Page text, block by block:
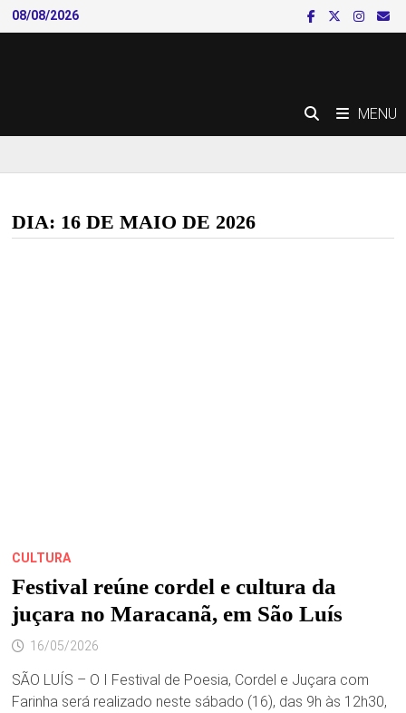
Skip
to
08/08/2026
MENU
DIA: 16 DE MAIO DE 2026
CULTURA
Festival reúne cordel e cultura da
juçara no Maracanã, em São Luís
16/05/2026
SÃO LUÍS – O I Festival de Poesia, Cordel e Juçara com
Farinha será realizado neste sábado (16), das 9h às 12h30,